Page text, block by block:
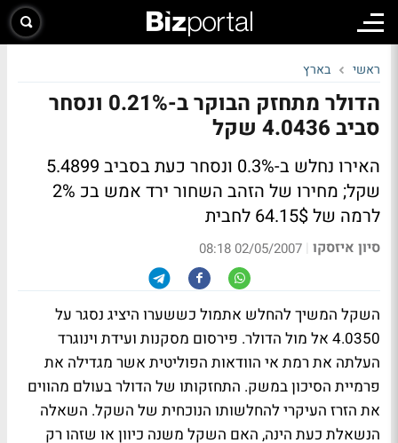
ראשי בארץ
הדולר מתחזק הבוקר ב-0.21% ונסחר
סביב 4.0436 שקל
האירו נחלש ב-0.3% ונסחר כעת בסביב 5.4899
שקל; מחירו של הזהב השחור ירד אמש בכ 2%
לרמה של 64.15$ לחבית
סיון איזסקו |
02/05/2007 08:18
השקל המשיך להחלש אתמול כששערו היציג נסגר על
4.0350 אל מול הדולר. פירסום מסקנות ועידת וינוגרד
העלתה את רמת אי הוודאות הפוליטית אשר מגדילה את
פרמיית הסיכון במשק. התחזקותו של הדולר בעולם מהווים
את הזרז העיקרי להחלשותו הנוכחית של השקל. השאלה
הנשאלת כעת הינה, האם השקל משנה כיוון או שזהו רק